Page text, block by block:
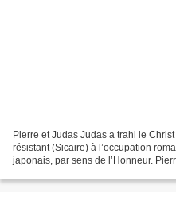
Pierre et Judas Judas a trahi le
résistant (Sicaire) à l’occupation
japonais, par sens de l’Honneur.